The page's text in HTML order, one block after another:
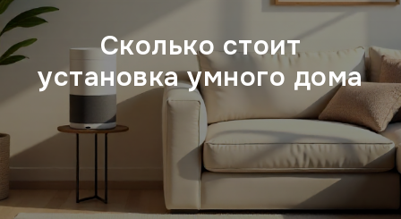
Сколько стоит
установка умного дома